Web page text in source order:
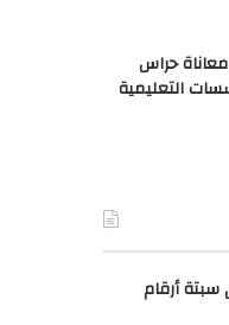
معاناة حراس
التعليمية
سبتة أرقام